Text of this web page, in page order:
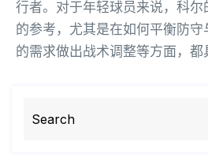
行者。对于年轻球员来说，科
的参考，尤其是在如何平衡防
的需求做出战术调整等方面，都